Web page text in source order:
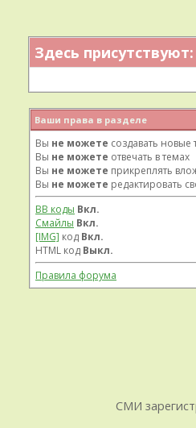
Здесь присутствуют:
Ваши права в разделе
Вы не можете создавать новые
Вы не можете отвечать в темах
Вы не можете прикреплять
Вы не можете редактировать
BB коды Вкл.
Смайлы Вкл.
[IMG] код Вкл.
HTML код Выкл.
Правила форума
СМИ